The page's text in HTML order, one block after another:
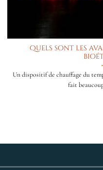
Quels sont les
Un dispositif de chauffage du
fait